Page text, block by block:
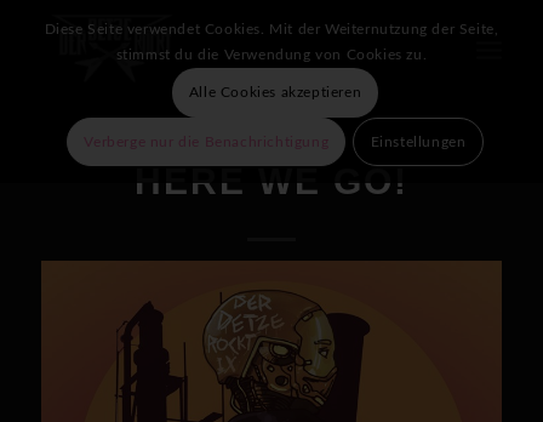
HERE WE GO!
Diese Seite verwendet Cookies. Mit der Weiternutzung der Seite,
stimmst du die Verwendung von Cookies zu.
Alle Cookies akzeptieren
Verberge nur die Benachrichtigung Einstellungen